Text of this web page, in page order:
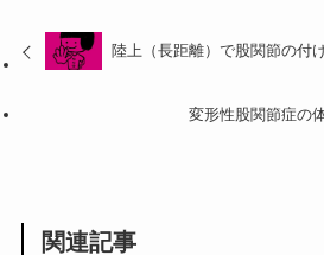
陸上（長距離）で股関節の付
変形性股関節症の
関連記事